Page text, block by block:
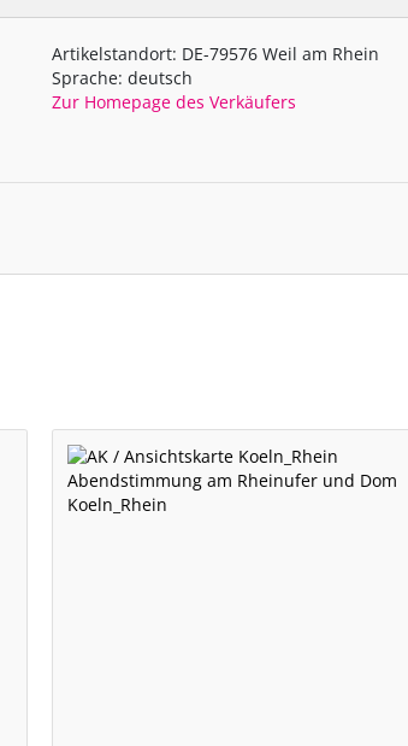
Artikelstandort: DE-79576 Weil am Rhein
Sprache: deutsch
Zur Homepage des Verkäufers